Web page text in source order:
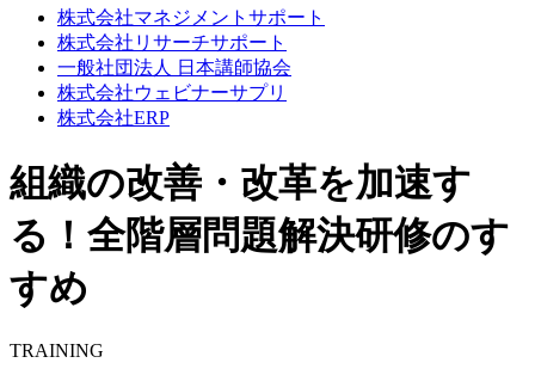
株式会社マネジメントサポート
株式会社リサーチサポート
一般社団法人 日本講師協会
株式会社ウェビナーサプリ
株式会社ERP
組織の改善・改革を加速す
る！全階層問題解決研修のす
すめ
TRAINING